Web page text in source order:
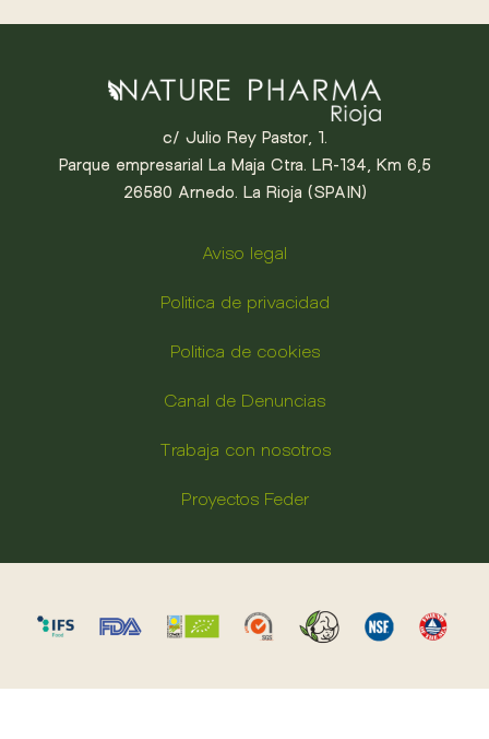
c/ Julio Rey Pastor, 1.
Parque empresarial La Maja Ctra. LR-134, Km 6,5
26580 Arnedo. La Rioja (SPAIN)
Aviso legal
Politica de privacidad
Politica de cookies
Canal de Denuncias
Trabaja con nosotros
Proyectos Feder